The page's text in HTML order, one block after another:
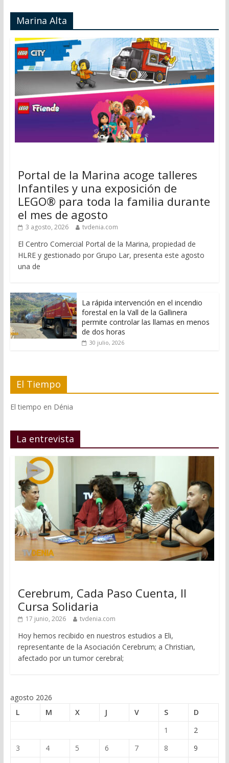
Marina Alta
Portal de la Marina acoge talleres
Infantiles y una exposición de
LEGO® para toda la familia durante
el mes de agosto
3 agosto, 2026 tvdenia.com
El Centro Comercial Portal de la Marina, propiedad de
HLRE y gestionado por Grupo Lar, presenta este agosto
una de
La rápida intervención en el incendio
forestal en la Vall de la Gallinera
permite controlar las llamas en menos
de dos horas
30 julio, 2026
El Tiempo
El tiempo en Dénia
La entrevista
Cerebrum, Cada Paso Cuenta, II
Cursa Solidaria
17 junio, 2026 tvdenia.com
Hoy hemos recibido en nuestros estudios a Eli,
representante de la Asociación Cerebrum; a Christian,
afectado por un tumor cerebral;
agosto 2026
L
M X J V S
D
1
2
3
4 5 6 7 8
9